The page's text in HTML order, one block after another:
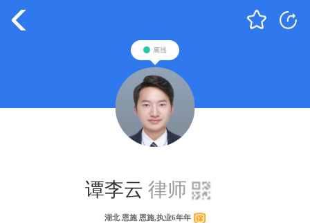
谭李云 律师
湖北 恩施 恩施,执业6年年